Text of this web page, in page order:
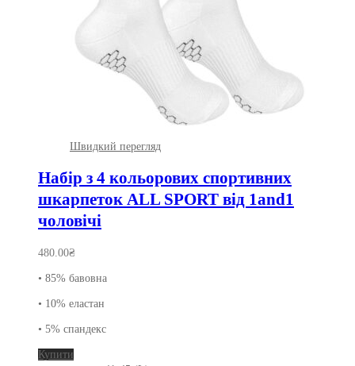
Швидкий перегляд
Набір з 4 кольорових спортивних
шкарпеток ALL SPORT від 1and1
чоловічі
480.00₴
• 85% бавовна
• 10% еластан
• 5% спандекс
Купити